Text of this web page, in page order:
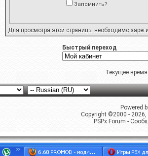
Запомнить?
Для просмотра этой страницы необходимо
Быстрый переход
Текущее
Powered
Copyright ©2000 -
PSPx Forum -